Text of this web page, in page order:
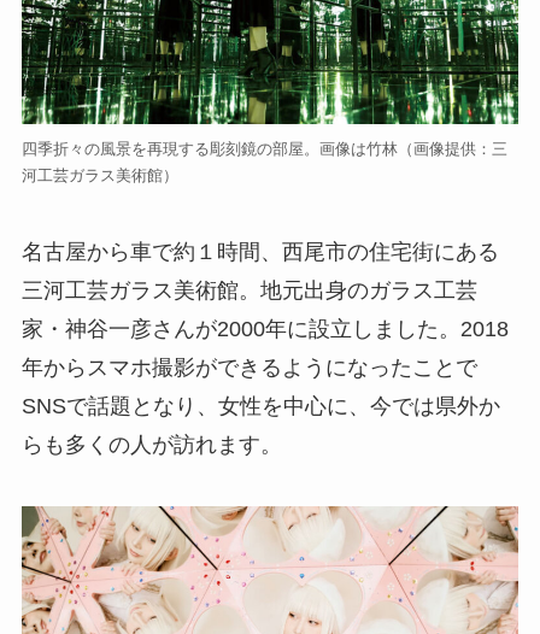
四季折々の風景を再現する彫刻鏡の部屋。画像は竹林（画像提供：三
河工芸ガラス美術館）
名古屋から車で約１時間、西尾市の住宅街にある
三河工芸ガラス美術館。地元出身のガラス工芸
家・神谷一彦さんが2000年に設立しました。2018
年からスマホ撮影ができるようになったことで
SNSで話題となり、女性を中心に、今では県外か
らも多くの人が訪れます。